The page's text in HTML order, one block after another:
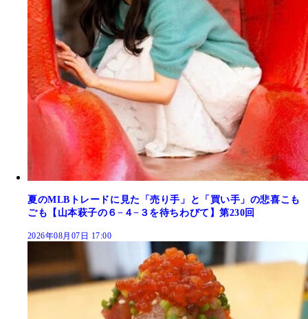
夏のMLBトレードに見た「売り手」と「買い手」の悲喜こも
ごも【山本萩子の６−４−３を待ちわびて】第230回
2026年08月07日 17:00